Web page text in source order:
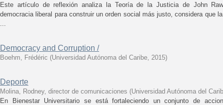
Este artículo de reflexión analiza la Teoría de la Justicia de John
democracia liberal para construir un orden social más justo, considera que
...
Democracy and Corruption /
Boehm, Frédéric (Universidad Autónoma del Caribe, 2015)
Deporte
Molina, Rodney, director de comunicaciones (Universidad Autónoma del
En Bienestar Universitario se está fortaleciendo un conjunto de